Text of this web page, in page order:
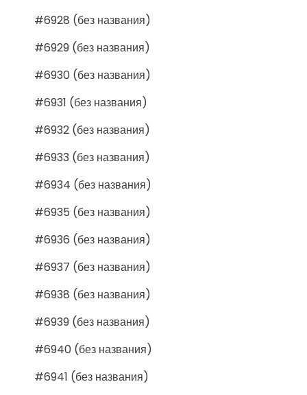
#6928 (без названия)
#6929 (без названия)
#6930 (без названия)
#6931 (без названия)
#6932 (без названия)
#6933 (без названия)
#6934 (без названия)
#6935 (без названия)
#6936 (без названия)
#6937 (без названия)
#6938 (без названия)
#6939 (без названия)
#6940 (без названия)
#6941 (без названия)